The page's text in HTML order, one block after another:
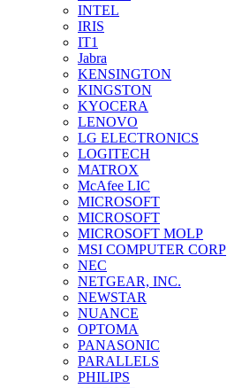
INTEL
IRIS
IT1
Jabra
KENSINGTON
KINGSTON
KYOCERA
LENOVO
LG ELECTRONICS
LOGITECH
MATROX
McAfee LIC
MICROSOFT
MICROSOFT
MICROSOFT MOLP
MSI COMPUTER CORP
NEC
NETGEAR, INC.
NEWSTAR
NUANCE
OPTOMA
PANASONIC
PARALLELS
PHILIPS